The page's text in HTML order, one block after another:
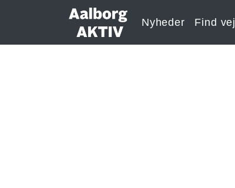
Nyheder Find vej